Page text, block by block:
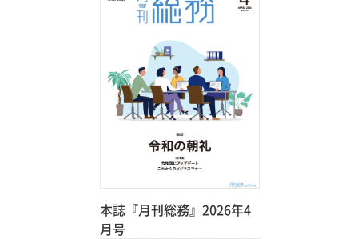
本誌『月刊総務』2026年4
月号